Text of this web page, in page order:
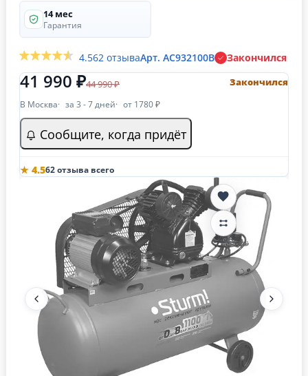
14 мес
Гарантия
4.562 отзываАрт. AC932100B Закончился
41 990 ₽44 990 ₽ Закончился
В Москва за 3 - 7 дней от 1780 ₽
Сообщите, когда придёт
★ 4.562 отзыва всего